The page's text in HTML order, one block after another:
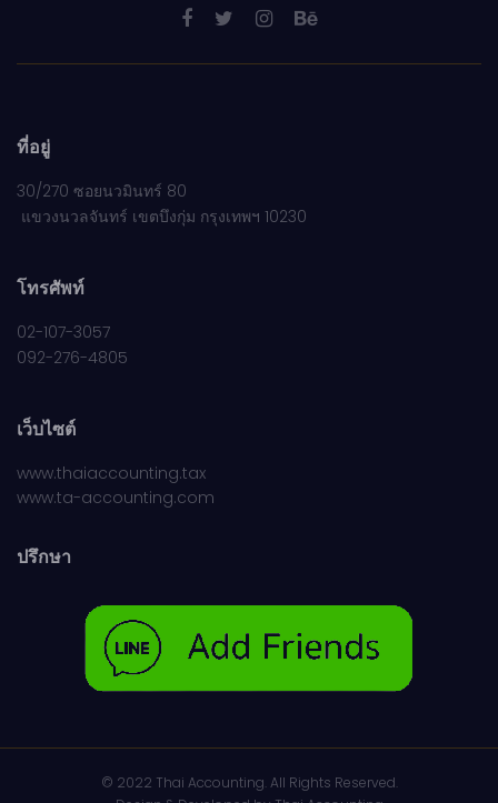
ที่อยู่
30/270 ซอยนวมินทร์ 80
แขวงนวลจันทร์ เขตบึงกุ่ม กรุงเทพฯ 10230
โทรศัพท์
02-107-3057
092-276-4805
เว็บไซต์
www.thaiaccounting.tax
www.ta-accounting.com
ปรึกษา
© 2022 Thai Accounting. All Rights Reserved.